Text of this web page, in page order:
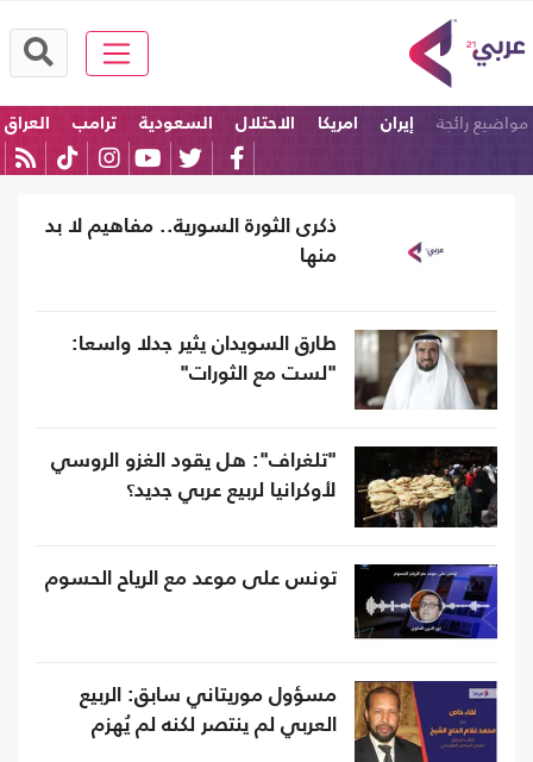
مواضيع رائجة إيران امريكا الاحتلال السعودية ترامب العراق
ذكرى الثورة السورية.. مفاهيم لا بد
منها
طارق السويدان يثير جدلا واسعا:
"لست مع الثورات"
"تلغراف": هل يقود الغزو الروسي
لأوكرانيا لربيع عربي جديد؟
تونس على موعد مع الرياح الحسوم
مسؤول موريتاني سابق: الربيع
العربي لم ينتصر لكنه لم يُهزم